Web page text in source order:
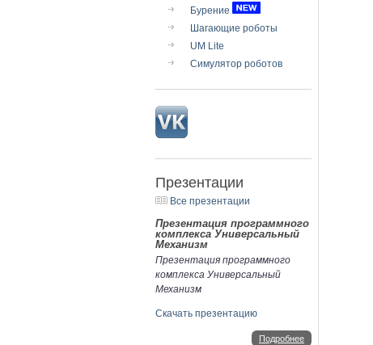
Бурение
Шагающие роботы
UM Lite
Симулятор роботов
Презентации
Все презентации
Презентация программного
комплекса Универсальный
Механизм
Презентация программного
комплекса Универсальный
Механизм
Скачать презентацию
Подробнее